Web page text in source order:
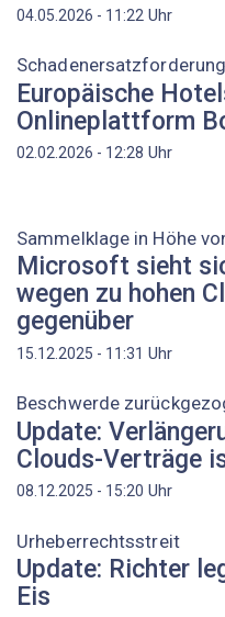
04.05.2026 - 11:22 Uhr
Schadenersatzforderung
Europäische
Onlineplattform
02.02.2026 - 12:28 Uhr
Sammelklage in Höhe
Microsoft sieht
wegen zu hohen
gegenüber
15.12.2025 - 11:31 Uhr
Beschwerde
Update:
Clouds-Verträge
08.12.2025 - 15:20 Uhr
Urheberrechtsstreit
Update: Richter
Eis